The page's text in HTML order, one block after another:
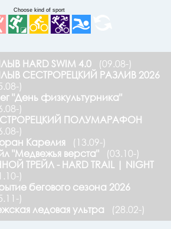
Choose kind of sport
HARD SWIM 4.0 (09.08-)
СЕСТРОРЕЦКИЙ РАЗЛИВ 2026
)
"День физкультурника"
)
ПОЛУМАРАФОН
)
Карелия (13.09-)
"Медвежья верста" (03.10-)
ТРЕЙЛ - HARD TRAIL | NIGHT
)
бегового сезона 2026
)
ледовая ультра (28.02-)